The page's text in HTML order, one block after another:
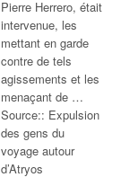
Pierre Herrero, était
intervenue, les
mettant en garde
contre de tels
agissements et les
menaçant de …
Source:: Expulsion
des gens du
voyage autour
d’Atryos